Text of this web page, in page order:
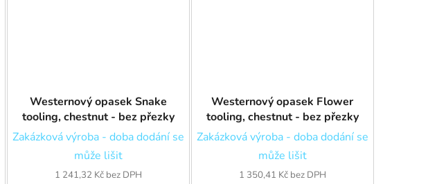
Westernový opasek Snake
tooling, chestnut - bez přezky
Zakázková výroba - doba dodání se
může lišit
1 241,32 Kč bez DPH
Westernový opasek Flower
tooling, chestnut - bez přezky
Zakázková výroba - doba dodání se
může lišit
1 350,41 Kč bez DPH